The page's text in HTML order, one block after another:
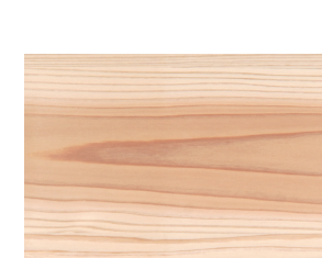
どんな暮らしにもフィット 森
運営会社紹介／もくわくへの想い
産地・製造所紹介 樹種紹
産地との相性診断